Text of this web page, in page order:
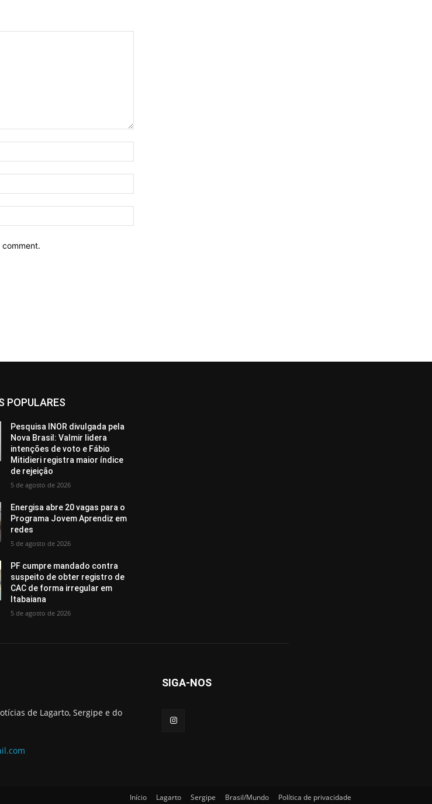
POPULARES
Pesquisa INOR divulgada pela
Nova Brasil: Valmir lidera
intenções de voto e Fábio
Mitidieri registra maior índice
de rejeição
5 de agosto de 2026
Energisa abre 20 vagas para o
Programa Jovem Aprendiz em
redes
5 de agosto de 2026
PF cumpre mandado contra
suspeito de obter registro de
CAC de forma irregular em
Itabaiana
5 de agosto de 2026
de Lagarto, Sergipe e do
SIGA-NOS
Início Lagarto Sergipe Brasil/Mundo Política de privacidade